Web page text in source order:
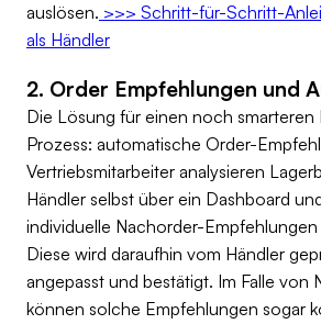
auslösen. >>> Schritt-für-Schritt-
als Händler
2. Order Empfehlungen und
Die Lösung für einen noch smarteren
Prozess: automatische Order-
Vertriebsmitarbeiter analysieren
Händler selbst über ein Dashboard
individuelle Nachorder-Empfehlungen
Diese wird daraufhin vom Händler
angepasst und bestätigt. Im Falle von
können solche Empfehlungen sogar